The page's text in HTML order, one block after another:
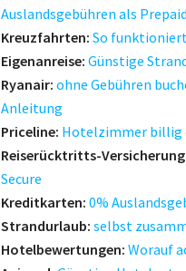
Auslandsgebühren als
Kreuzfahrten: So funktioniert
Eigenanreise: Günstige
Ryanair: ohne Gebühren
Anleitung
Priceline: Hotelzimmer billig
Reiserücktritts-
Secure
Kreditkarten: 0%
Strandurlaub: selbst
Hotelbewertungen: Worauf